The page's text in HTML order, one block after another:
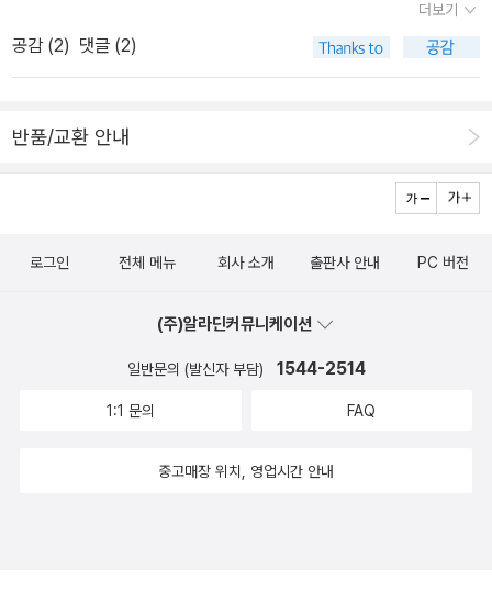
다. 지구를 살리는 그림책 시리즈... 우리 일상과 뗄레야 뗼 수
없는 전기, 함부로 막 잘못 쓰면 안된다는 걸~ 아이들에겐 100마디
잔소리보다 한 권의 책을~^^ 매일 먹는 쌀밥... 그 한 그릇이
지.. 아이들은 딱히 또올리지 못한다. 어른도 뭐 비숫하고.. 이 책을
통해 우리가 매일 먹는 그 밥 한 그릇이 얼마나 가치있고 소중한 것인
라 놀이택이라니 더 반갑다. 제목부터 딱 연령대가 나오넹~ 우리집
더보기
공감 (2) 댓글 (2)
반품/교환 안내
로그인 전체 메뉴 회사 소개 출판사 안내 PC 버전
(주)알라딘커뮤니케이션
일반문의 (발신자 부담) 1544-2514
1:1 문의 FAQ
중고매장 위치, 영업시간 안내